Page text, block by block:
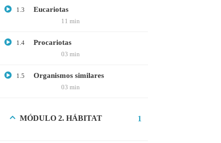
1.3 Eucariotas
11 min
1.4 Procariotas
03 min
1.5 Organismos similares
03 min
MÓDULO 2. HÁBITAT 1
PROTEÓMICA
ÚLTIMOS CURSOS